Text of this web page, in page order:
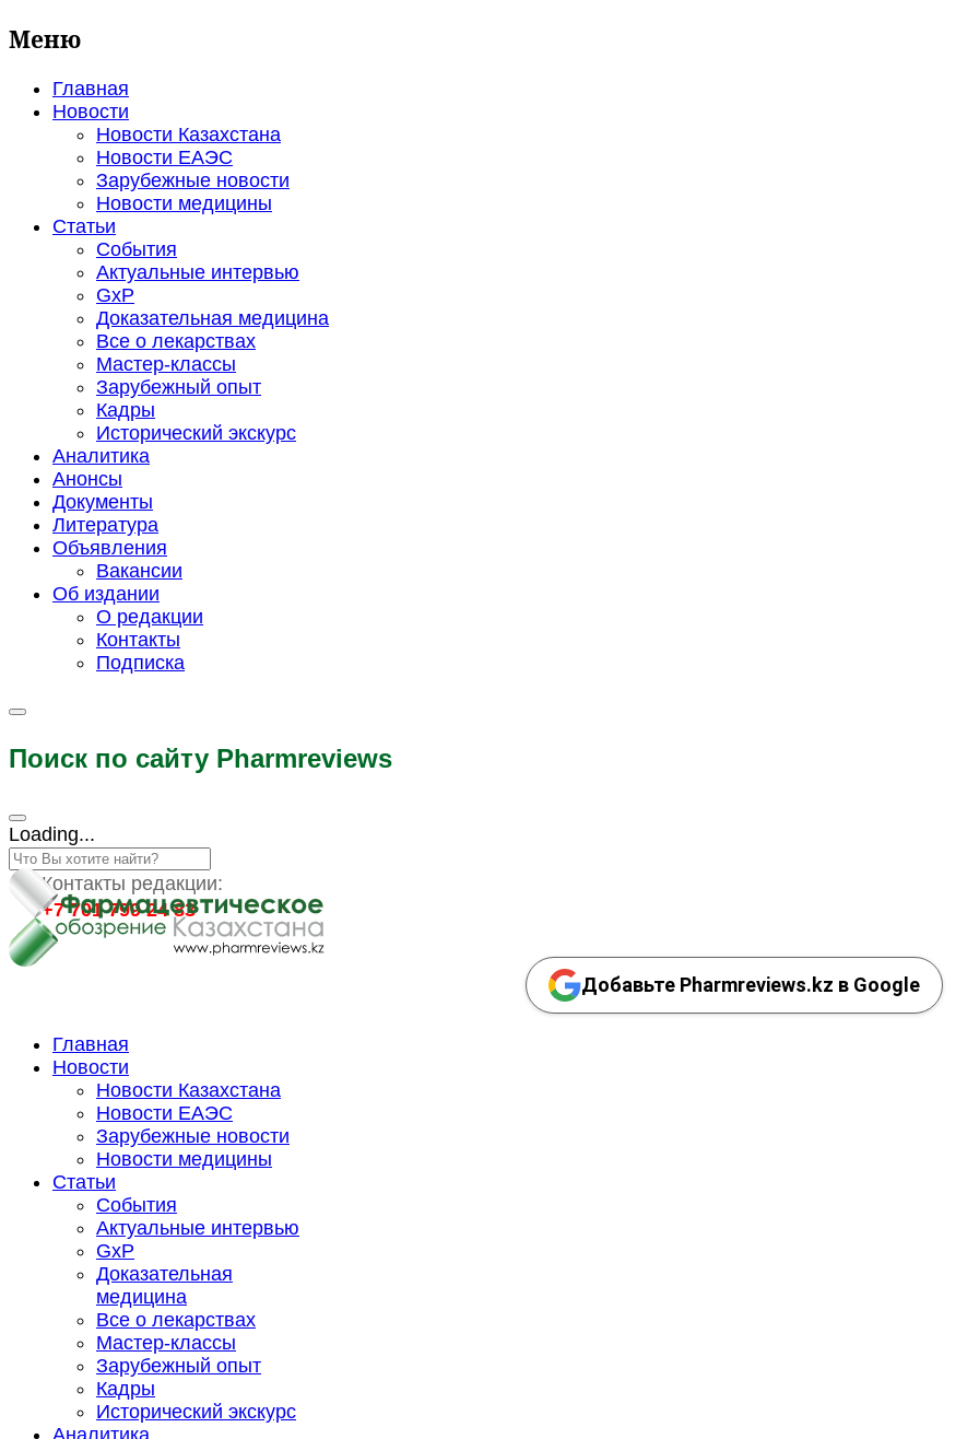
Меню
Главная
Новости
Новости Казахстана
Новости ЕАЭС
Зарубежные новости
Новости медицины
Статьи
События
Актуальные интервью
GxP
Доказательная медицина
Все о лекарствах
Мастер-классы
Зарубежный опыт
Кадры
Исторический экскурс
Аналитика
Анонсы
Документы
Литература
Объявления
Вакансии
Об издании
О редакции
Контакты
Подписка
Поиск по сайту Pharmreviews
Loading...
Контакты редакции:
+7 701 799 24 83
Добавьте Pharmreviews.kz в Google
Главная
Новости
Новости Казахстана
Новости ЕАЭС
Зарубежные новости
Новости медицины
Статьи
События
Актуальные интервью
GxP
Доказательная
медицина
Все о лекарствах
Мастер-классы
Зарубежный опыт
Кадры
Исторический экскурс